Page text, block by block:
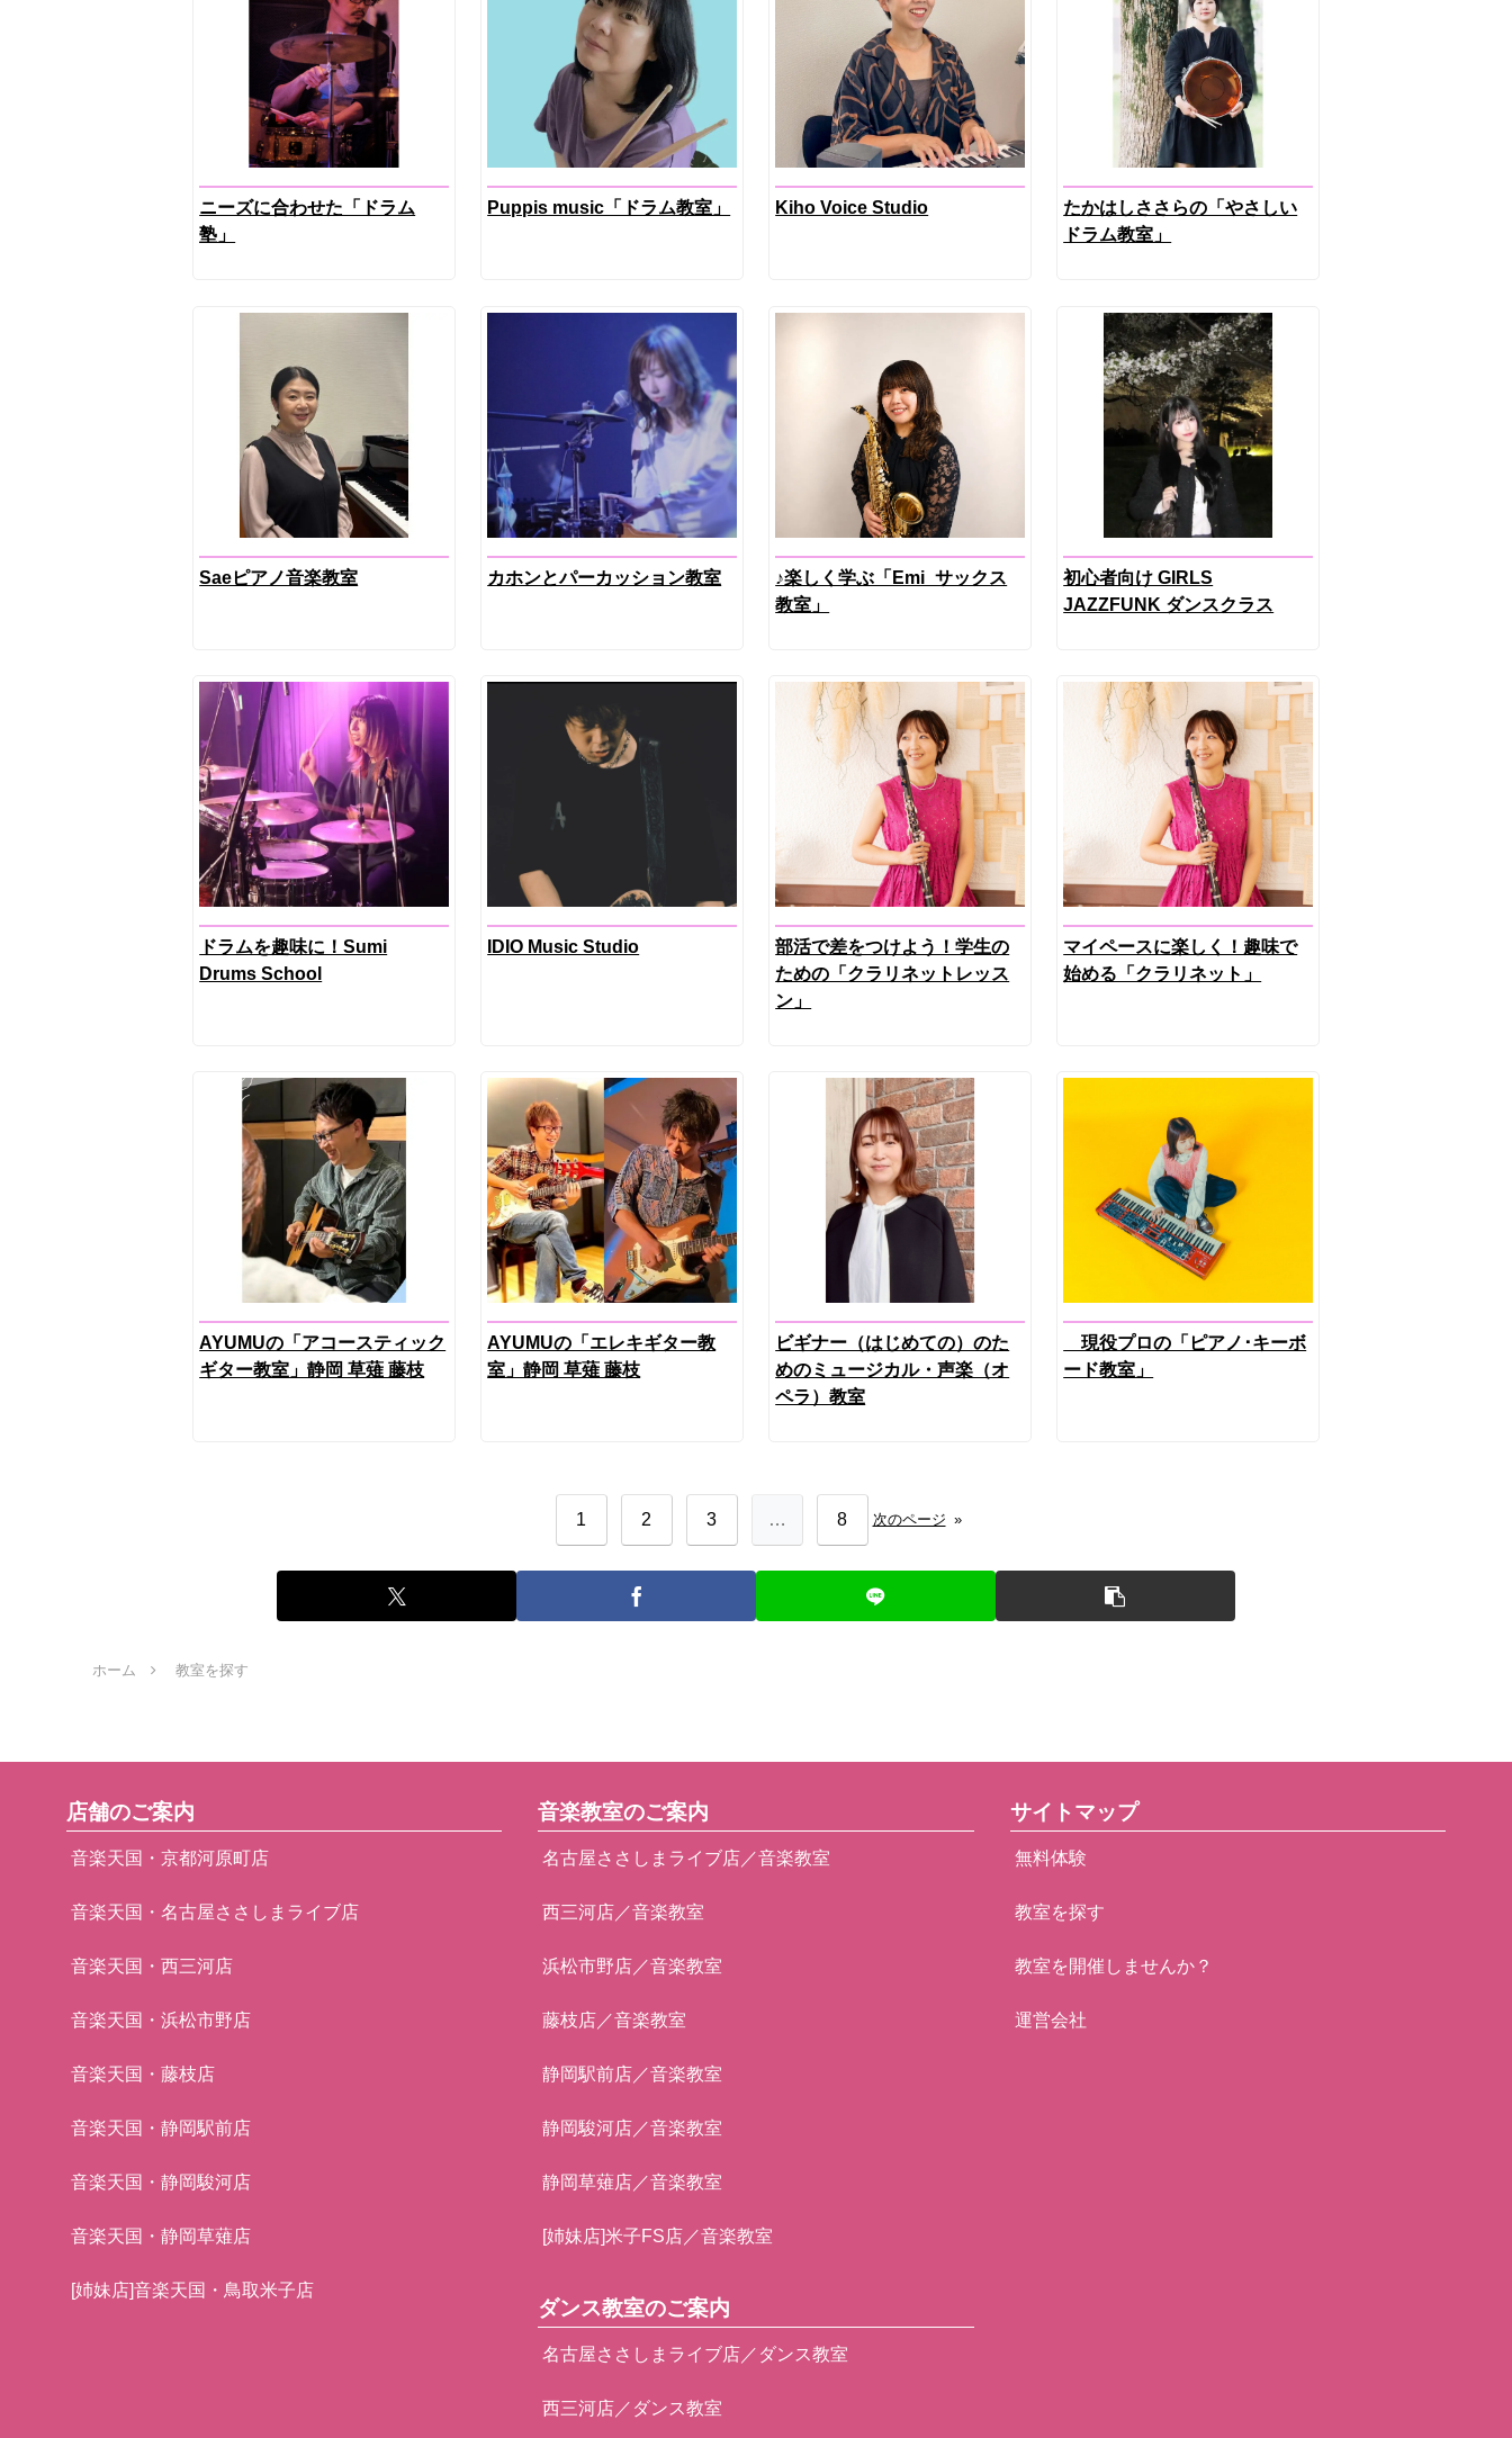
ニーズに合わせた「ドラム
塾」
Puppis music「ドラム教室」 Kiho Voice Studio
たかはしささらの「やさしい
ドラム教室」
Saeピアノ音楽教室 カホンとパーカッション教室
♪楽しく学ぶ「Emi_サックス
教室」
初心者向け GIRLS
JAZZFUNK ダンスクラス
ドラムを趣味に！Sumi
Drums School
IDIO Music Studio
部活で差をつけよう！学生の
ための「クラリネットレッス
ン」
マイペースに楽しく！趣味で
始める「クラリネット」
AYUMUの「アコースティック
ギター教室」静岡 草薙 藤枝
AYUMUの「エレキギター教
室」静岡 草薙 藤枝
ビギナー（はじめての）のた
めのミュージカル・声楽（オ
ペラ）教室
現役プロの「ピアノ･キーボ
ード教室」
1 2 3 … 8 次のページ »
ホーム 教室を探す
店舗のご案内
音楽天国・京都河原町店
音楽天国・名古屋ささしまライブ店
音楽天国・西三河店
音楽天国・浜松市野店
音楽天国・藤枝店
音楽天国・静岡駅前店
音楽天国・静岡駿河店
音楽天国・静岡草薙店
[姉妹店]音楽天国・鳥取米子店
音楽教室のご案内
名古屋ささしまライブ店／音楽教室
西三河店／音楽教室
浜松市野店／音楽教室
藤枝店／音楽教室
静岡駅前店／音楽教室
静岡駿河店／音楽教室
静岡草薙店／音楽教室
[姉妹店]米子FS店／音楽教室
ダンス教室のご案内
名古屋ささしまライブ店／ダンス教室
西三河店／ダンス教室
サイトマップ
無料体験
教室を探す
教室を開催しませんか？
運営会社